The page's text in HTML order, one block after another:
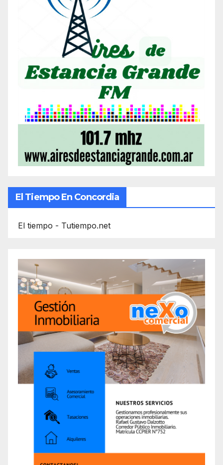
El Tiempo En Concordia
El tiempo - Tutiempo.net